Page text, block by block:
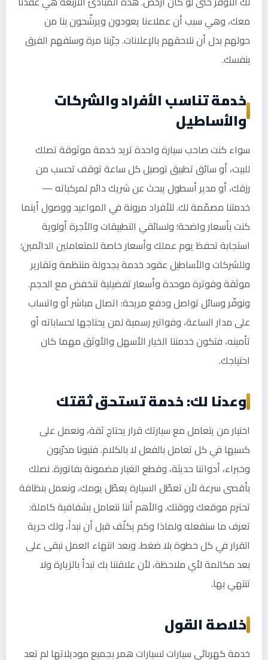
معك، وهي سبب أن عملاءنا يعودون ويرشّحون بنا من
حولهم بدل أن نلاحقهم بالإعلانات. جرّبنا مرة وستفهم الفرق
بنفسك.
خدمة تناسب الأفراد والشركات
والأساطيل
سواء كنت صاحب سيارة واحدة تريد خدمة موثوقة تصلك
للبيت، أو سائق تطبيق توصيل كل ساعة توقف تحسب من
رزقك، أو مدير أسطول يبحث عن شريك دائم لمركباته —
خدمتنا مصمّمة لك. للأفراد مرونة في المواعيد ووصول أينما
كنت بأسعار واضحة؛ ولسائقي التطبيقات والأجرة أولوية
استجابة تحفظ يوم عملك وأسعار خاصة للمتعاملين الدائمين؛
وللشركات والأساطيل عقود خدمة بجدولة منتظمة وتقارير
موثقة وفوترة موحدة وأسعار تفضيلية تنخفض مع الحجم.
ونوفّر وسائل تواصل ودفع مريحة: اتصال مباشر أو واتساب
على مدار الساعة، وفواتير رسمية لمن يحتاجها لحساباته أو
تأمينه، فتكون خدمتنا الخيار الأسهل والأوثق مهما كان
احتياجك.
وعدنا لك: خدمة تستحق ثقتك
اختيار من يتعامل مع سيارتك قرار يحتاج ثقة، ونعمل على
كسبها في كل تعامل بالفعل لا بالكلام. فنيونا مدرّبون
وخبراء، أدواتنا حديثة، وقطع الغيار مضمونة بفاتورة. نصلك
بأقصى سرعة لأن تعطّل السيارة يعطّل يومك، ونعمل بنظافة
تحترم موقعك ووقتك. والأهم أننا نتعامل بشفافية كاملة:
تعرف ما سنفعله ولماذا وكم يكلّف قبل أن نبدأ، ولك حرية
القرار في كل خطوة بلا ضغط. وبعد انتهاء العمل نبقى على
بعد مكالمة لأي ملاحظة، لأن علاقتنا بك تبدأ بالزيارة ولا
تنتهي بها.
خلاصة القول
خدمة كهربائي سيارات لسيارات همر بجميع موديلاتها لم تعد